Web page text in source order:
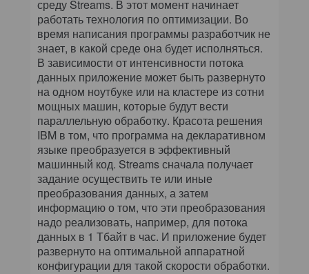
среду Streams. В этот момент начинает
работать технология по оптимизации. Во
время написания программы разработчик не
знает, в какой среде она будет исполняться.
В зависимости от интенсивности потока
данных приложение может быть развернуто
на одном ноутбуке или на кластере из сотни
мощных машин, которые будут вести
параллельную обработку. Красота решения
IBM в том, что программа на декларативном
языке преобразуется в эффективный
машинный код. Streams сначала получает
задание осуществить те или иные
преобразования данных, а затем
информацию о том, что эти преобразования
надо реализовать, например, для потока
данных в 1 Тбайт в час. И приложение будет
развернуто на оптимальной аппаратной
конфигурации для такой скорости обработки.